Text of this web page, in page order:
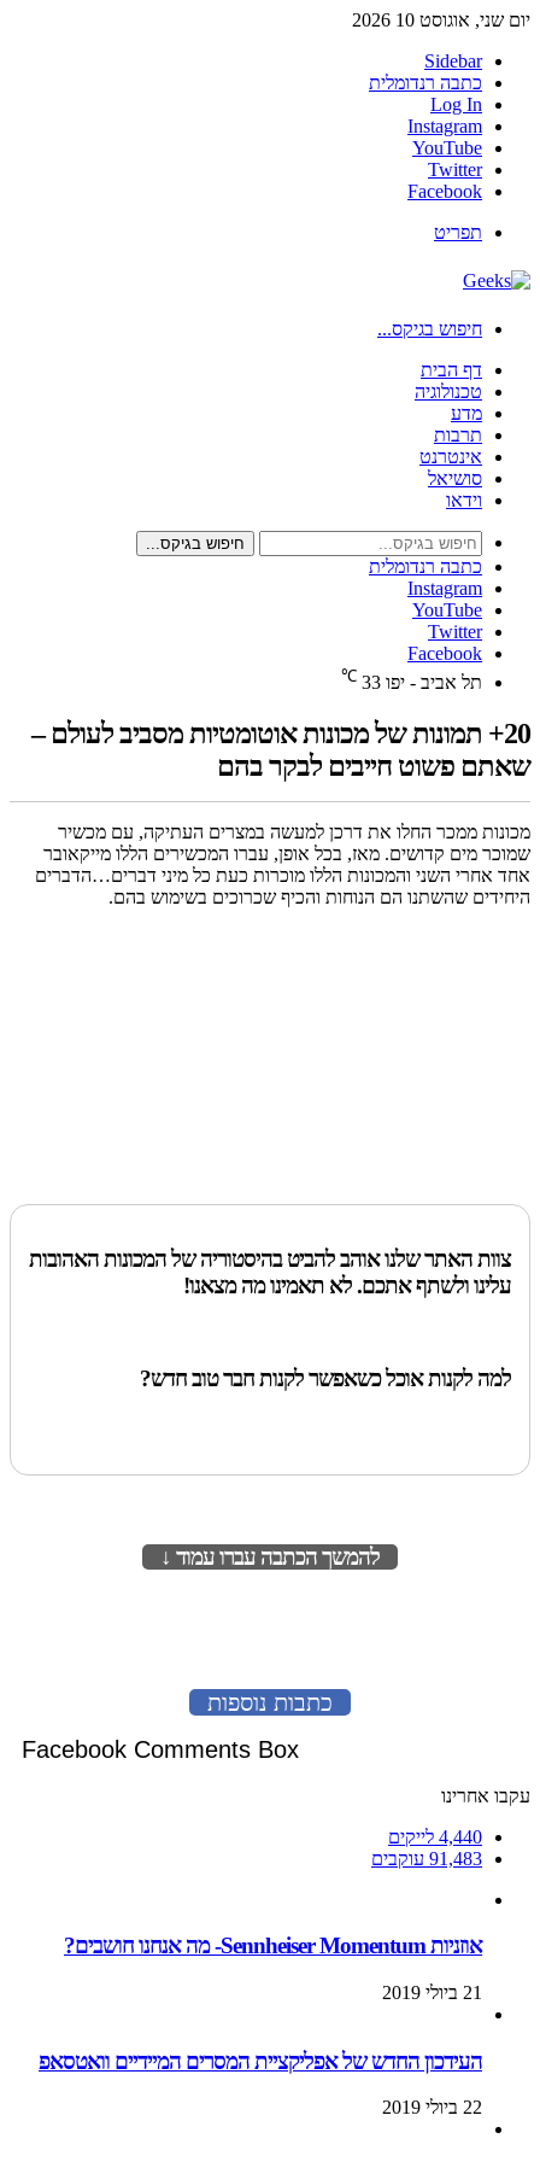
יום שני, אוגוסט 10 2026
Sidebar
כתבה רנדומלית
Log In
Instagram
YouTube
Twitter
Facebook
תפריט
חיפוש בגיקס...
דף הבית
טכנולוגיה
מדע
תרבות
אינטרנט
סושיאל
וידאו
חיפוש בגיקס...
כתבה רנדומלית
Instagram
YouTube
Twitter
Facebook
תל אביב - יפו 33
℃
20+ תמונות של מכונות אוטומטיות מסביב לעולם –
שאתם פשוט חייבים לבקר בהם
מכונות ממכר החלו את דרכן למעשה במצרים העתיקה, עם מכשיר
שמוכר מים קדושים. מאז, בכל אופן, עברו המכשירים הללו מייקאובר
אחד אחרי השני והמכונות הללו מוכרות כעת כל מיני דברים…הדברים
היחידים שהשתנו הם הנוחות והכיף שכרוכים בשימוש בהם.
צוות האתר שלנו אוהב להביט בהיסטוריה של המכונות האהובות
עלינו ולשתף אתכם. לא תאמינו מה מצאנו!
למה לקנות אוכל כשאפשר לקנות חבר טוב חדש?
להמשך הכתבה עברו עמוד ↓
כתבות נוספות
Facebook Comments Box
עקבו אחרינו
4,440 לייקים
91,483 עוקבים
אוזניות Sennheiser Momentum- מה אנחנו חושבים?
21 ביולי 2019
העידכון החדש של אפליקציית המסרים המיידיים וואטסאפ
22 ביולי 2019